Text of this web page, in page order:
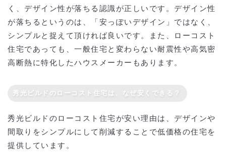
く、デザイン性が落ちる認識が正しいです。デザイン性
が落ちるというのは、「安っぽいデザイン」ではなく、
シンプルと捉えて頂ければ良いです。また、ローコスト
住宅であっても、一般住宅と変わらない耐震性や高気密
高断熱に特化したハウスメーカーもあります。
秀光ビルドのローコスト住宅は、なぜ安くできる？
秀光ビルドのローコスト住宅が安い理由は、デザインや
間取りをシンプルにして削減することで低価格の住宅を
提供しています。